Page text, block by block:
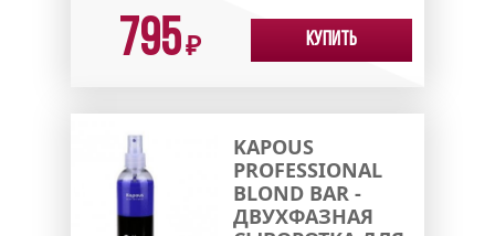
795₽ Купить
KAPOUS
PROFESSIONAL
BLOND BAR -
ДВУХФАЗНАЯ